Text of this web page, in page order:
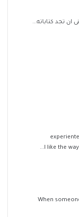
ان تجد كتاباته...
I like the
When